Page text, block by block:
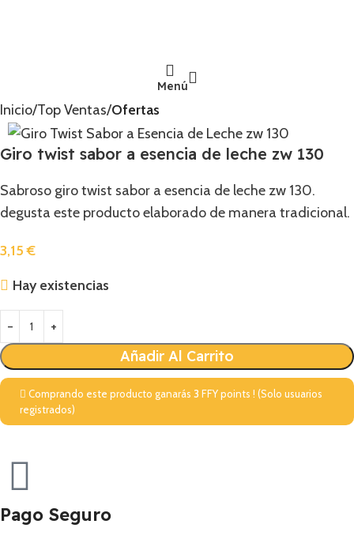
Menú
Inicio Top Ventas Ofertas
Giro twist sabor a esencia de leche zw 130
Sabroso giro twist sabor a esencia de leche zw 130.
degusta este producto elaborado de manera tradicional.
3,15€
Hay existencias
Añadir Al Carrito
Comprando este producto ganarás 3 FFY points ! (Solo usuarios
registrados)
Pago Seguro